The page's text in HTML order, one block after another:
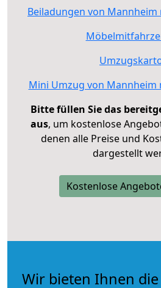
Beiladungen von
Mini Umzug von Mannheim
Bitte füllen Sie das
aus, um kostenlose
denen alle Preise und
dargestellt
Kostenlose
Wir bieten Ihnen